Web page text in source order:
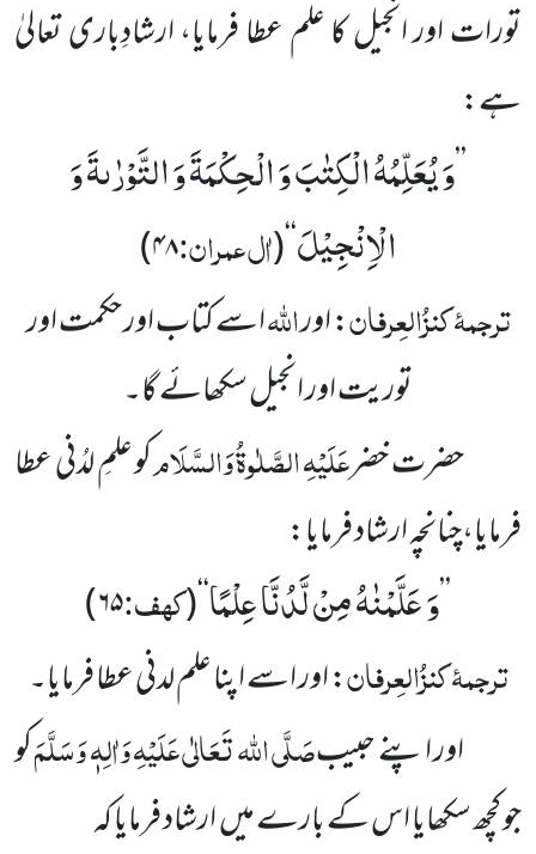
تورات اور انجیل کا علم عطا فرمایا، ارشادِباری تعالیٰ
ہے:
’’وَ یُعَلِّمُهُ الْكِتٰبَ وَ الْحِكْمَةَ وَ التَّوْرٰىةَ وَ
الْاِنْجِیْلَ‘‘
(اٰل عمران:۴۸)
ترجمۂکنزُالعِرفان: اوراللہاسے کتاب اور حکمت اور
توریت اور انجیل سکھائے گا۔
حضرت خضرعَلَیْہِالصَّلٰوۃُوَالسَّلَامکو علمِ لدُنی عطا
فرمایا،چنانچہ ارشاد فرمایا:
’’وَ عَلَّمْنٰهُ مِنْ لَّدُنَّا عِلْمًا‘‘
(کہف:۶۵)
ترجمۂکنزُالعِرفان: اور اسے اپنا علم لدنی عطا فرمایا۔
اور اپنے حبیبصَلَّی اللہ تَعَالٰی عَلَیْہِ وَاٰلِہٖ وَسَلَّمَکو
جو کچھ سکھایا اس کے بارے میں ارشاد فرمایا کہ